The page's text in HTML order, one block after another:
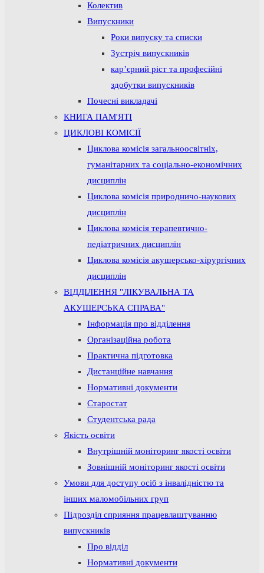
Колектив
Випускники
Роки випуску та списки
Зустріч випускників
кар’єрний ріст та професійні
здобутки випускників
Почесні викладачі
КНИГА ПАМ'ЯТІ
ЦИКЛОВІ КОМІСІЇ
Циклова комісія загальноосвітніх,
гуманітарних та соціально-економічних
дисциплін
Циклова комісія природничо-наукових
дисциплін
Циклова комісія терапевтично-
педіатричних дисциплін
Циклова комісія акушерсько-хірургічних
дисциплін
ВІДДІЛЕННЯ "ЛІКУВАЛЬНА ТА
АКУШЕРСЬКА СПРАВА"
Інформація про відділення
Організаційна робота
Практична підготовка
Дистанційне навчання
Нормативні документи
Старостат
Студентська рада
Якість освіти
Внутрішній моніторинг якості освіти
Зовнішній моніторинг якості освіти
Умови для доступу осіб з інвалідністю та
інших маломобільних груп
Підрозділ сприяння працевлаштуванню
випускників
Про відділ
Нормативні документи